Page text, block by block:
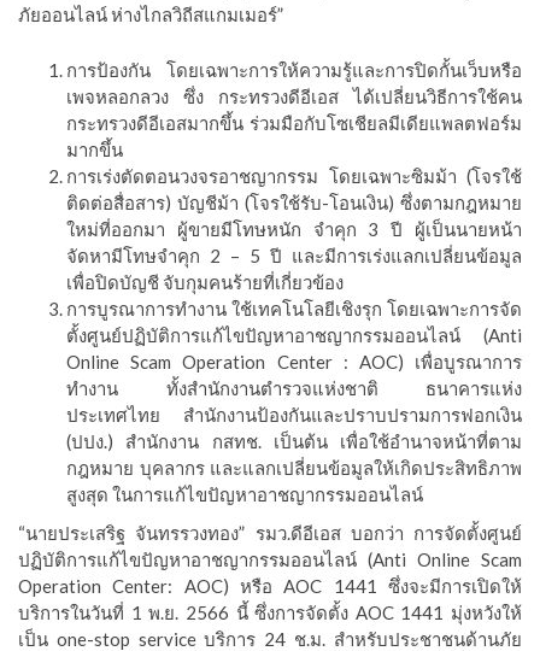
ภัยออนไลน์ ห่างไกลวิถีสแกมเมอร์”
การป้องกัน โดยเฉพาะการให้ความรู้และการปิดกั้นเว็บหรือ
เพจหลอกลวง ซึ่ง กระทรวงดีอีเอส ได้เปลี่ยนวิธีการใช้คน
กระทรวงดีอีเอสมากขึ้น ร่วมมือกับโซเชียลมีเดียแพลตฟอร์ม
มากขึ้น
การเร่งตัดตอนวงจรอาชญากรรม โดยเฉพาะซิมม้า (โจรใช้
ติดต่อสื่อสาร) บัญชีม้า (โจรใช้รับ-โอนเงิน) ซึ่งตามกฎหมาย
ใหม่ที่ออกมา ผู้ขายมีโทษหนัก จำคุก 3 ปี ผู้เป็นนายหน้า
จัดหามีโทษจำคุก 2 – 5 ปี และมีการเร่งแลกเปลี่ยนข้อมูล
เพื่อปิดบัญชี จับกุมคนร้ายที่เกี่ยวข้อง
การบูรณาการทำงาน ใช้เทคโนโลยีเชิงรุก โดยเฉพาะการจัด
ตั้งศูนย์ปฏิบัติการแก้ไขปัญหาอาชญากรรมออนไลน์ (Anti
Online Scam Operation Center : AOC) เพื่อบูรณาการ
ทำงาน ทั้งสำนักงานตำรวจแห่งชาติ ธนาคารแห่ง
ประเทศไทย สำนักงานป้องกันและปราบปรามการฟอกเงิน
(ปปง.) สำนักงาน กสทช. เป็นต้น เพื่อใช้อำนาจหน้าที่ตาม
กฎหมาย บุคลากร และแลกเปลี่ยนข้อมูลให้เกิดประสิทธิภาพ
สูงสุด ในการแก้ไขปัญหาอาชญากรรมออนไลน์
“นายประเสริฐ จันทรรวงทอง” รมว.ดีอีเอส บอกว่า การจัดตั้งศูนย์
ปฏิบัติการแก้ไขปัญหาอาชญากรรมออนไลน์ (Anti Online Scam
Operation Center: AOC) หรือ AOC 1441 ซึ่งจะมีการเปิดให้
บริการในวันที่ 1 พ.ย. 2566 นี้ ซึ่งการจัดตั้ง AOC 1441 มุ่งหวังให้
เป็น one-stop service บริการ 24 ช.ม. สำหรับประชาชนด้านภัย